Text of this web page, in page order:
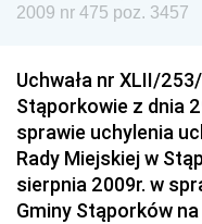
Granicznej
Drogowego
Dziennik Urzędowy
Dziennik Urzędowy
Dziennik Urzędowy
Społecznej
2009 nr 475 poz. 3457
Uchwała nr XLII/
Stąporkowie z dnia
sprawie uchylenia
Rady Miejskiej w
sierpnia 2009r. w
Gminy Stąporków na